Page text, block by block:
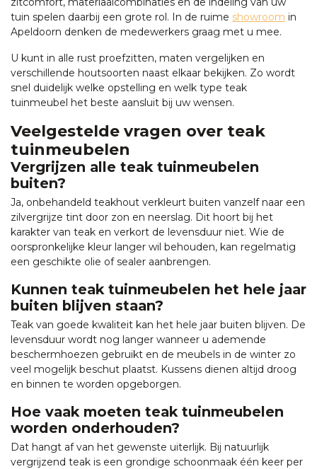
tuin spelen daarbij een grote rol. In de ruime showroom in
Apeldoorn denken de medewerkers graag met u mee.
U kunt in alle rust proefzitten, maten vergelijken en
verschillende houtsoorten naast elkaar bekijken. Zo wordt
snel duidelijk welke opstelling en welk type teak
tuinmeubel het beste aansluit bij uw wensen.
Veelgestelde vragen over teak
tuinmeubelen
Vergrijzen alle teak tuinmeubelen
buiten?
Ja, onbehandeld teakhout verkleurt buiten vanzelf naar een
zilvergrijze tint door zon en neerslag. Dit hoort bij het
karakter van teak en verkort de levensduur niet. Wie de
oorspronkelijke kleur langer wil behouden, kan regelmatig
een geschikte olie of sealer aanbrengen.
Kunnen teak tuinmeubelen het hele jaar
buiten blijven staan?
Teak van goede kwaliteit kan het hele jaar buiten blijven. De
levensduur wordt nog langer wanneer u ademende
beschermhoezen gebruikt en de meubels in de winter zo
veel mogelijk beschut plaatst. Kussens dienen altijd droog
en binnen te worden opgeborgen.
Hoe vaak moeten teak tuinmeubelen
worden onderhouden?
Dat hangt af van het gewenste uiterlijk. Bij natuurlijk
vergrijzend teak is een grondige schoonmaak één keer per